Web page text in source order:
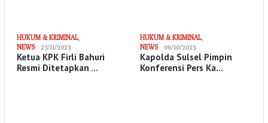
HUKUM & KRIMINAL
NEWS
23/11/2023
Ketua KPK Firli Bahuri
Resmi Ditetapkan …
HUKUM & KRIMINAL
NEWS
06/10/2023
Kapolda Sulsel Pimpin
Konferensi Pers Ka…